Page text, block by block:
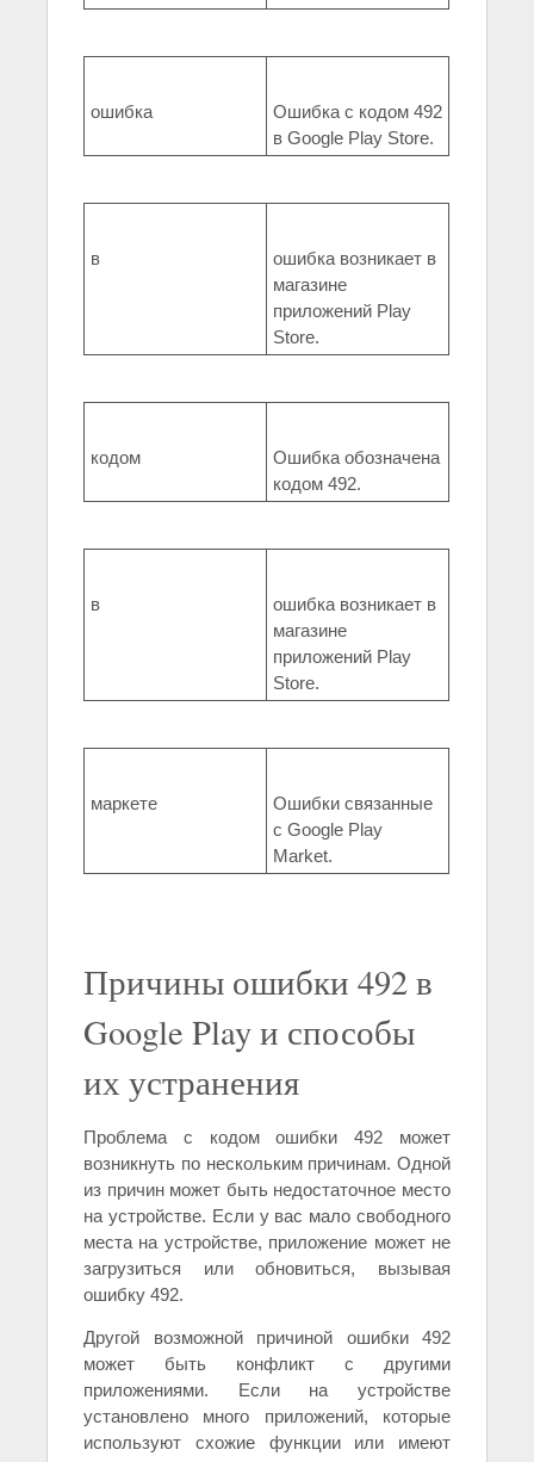
ошибка
Ошибка с кодом 492
в Google Play Store.
в
ошибка возникает в
магазине
приложений Play
Store.
кодом
Ошибка обозначена
кодом 492.
в
ошибка возникает в
магазине
приложений Play
Store.
маркете
Ошибки связанные
с Google Play
Market.
Причины ошибки 492 в
Google Play и способы
их устранения
Проблема с кодом ошибки 492 может
возникнуть по нескольким причинам. Одной
из причин может быть недостаточное место
на устройстве. Если у вас мало свободного
места на устройстве, приложение может не
загрузиться или обновиться, вызывая
ошибку 492.
Другой возможной причиной ошибки 492
может быть конфликт с другими
приложениями. Если на устройстве
установлено много приложений, которые
используют схожие функции или имеют